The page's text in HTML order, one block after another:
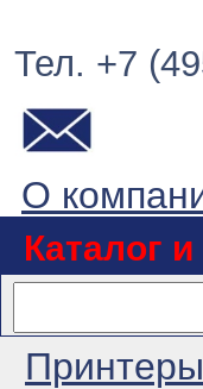
Тел. +7
О
Каталог
Принтеры